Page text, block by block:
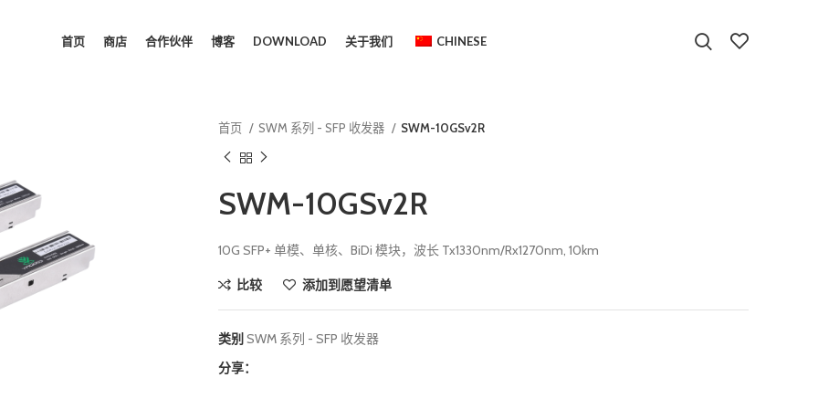
首页 商店 合作伙伴 博客 DOWNLOAD 关于我们 CHINESE
首页 SWM 系列 - SFP 收发器 SWM-10GSv2R
SWM-10GSv2R
10G SFP+ 单模、单核、BiDi 模块，波长 Tx1330nm/Rx1270nm, 10km
比较 添加到愿望清单
类别 SWM 系列 - SFP 收发器
分享：